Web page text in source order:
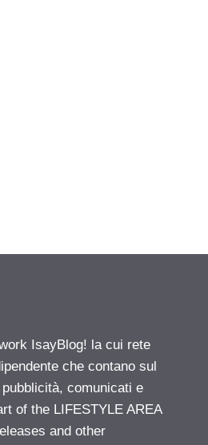
IsayBlog! la cui rete
che contano sul
comunicati e
of the LIFESTYLE AREA
and other